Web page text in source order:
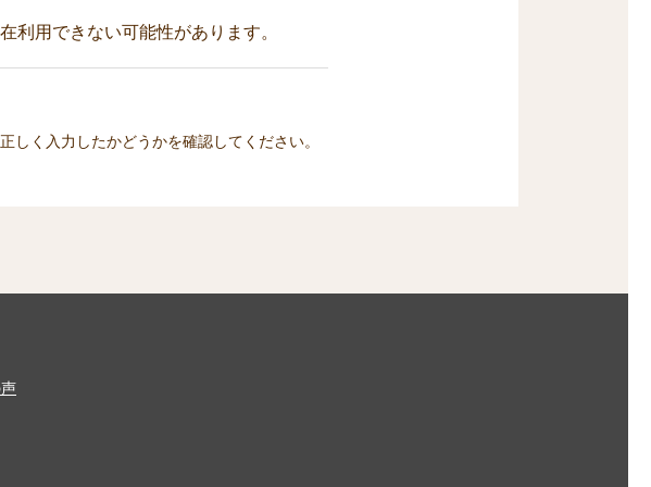
利用できない可能性があります。
しく入力したかどうかを確認してください。